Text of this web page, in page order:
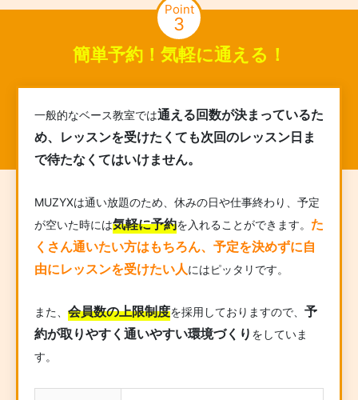
Point
3
簡単予約！気軽に通える！
一般的なベース教室では通える回数が決まっているた
め、レッスンを受けたくても次回のレッスン日ま
で待たなくてはいけません。
MUZYXは通い放題のため、休みの日や仕事終わり、予定
が空いた時には気軽に予約を入れることができます。 た
くさん通いたい方はもちろん、予定を決めずに自
由にレッスンを受けたい人にはピッタリです。
また、 会員数の上限制度を採用しておりますので、 予
約が取りやすく通いやすい環境づくり をしていま
す。